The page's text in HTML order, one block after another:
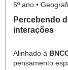
5º ano •
Percebendo
interações
Alinhado à
pensamento